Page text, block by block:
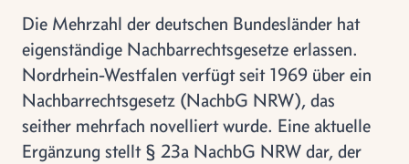
Die Mehrzahl der deutschen Bundesländer hat
eigenständige Nachbarrechtsgesetze erlassen.
Nordrhein-Westfalen verfügt seit 1969 über ein
Nachbarrechtsgesetz (NachbG NRW), das
seither mehrfach novelliert wurde. Eine aktuelle
Ergänzung stellt § 23a NachbG NRW dar, der